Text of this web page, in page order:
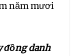
năm mươi
đồng danh